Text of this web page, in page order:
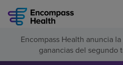
Encuentre una
Encompass Health anuncia
ganancias del segundo